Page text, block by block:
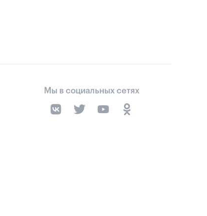
Мы в социальных сетях